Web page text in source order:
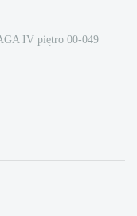
IV piętro 00-049